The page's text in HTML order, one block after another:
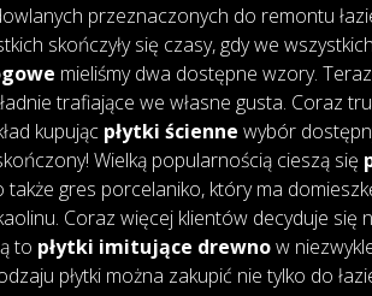
przeznaczonych do remontu
skończyły się czasy, gdy we
mieliśmy dwa dostępne wzory.
trafiające we własne gusta. Coraz
kupując płytki ścienne wybór
Wielką popularnością cieszą się
gres porcelaniko, który ma
Coraz więcej klientów decyduje się
to płytki imitujące drewnow
płytki można zakupić nie tylko do